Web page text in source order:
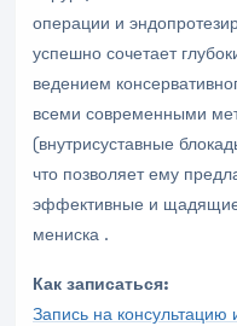
операции и
успешно сочетает
ведением
всеми современными
(внутрисуставные
что позволяет ему
эффективные и
мениска .
Как записаться:
Запись на